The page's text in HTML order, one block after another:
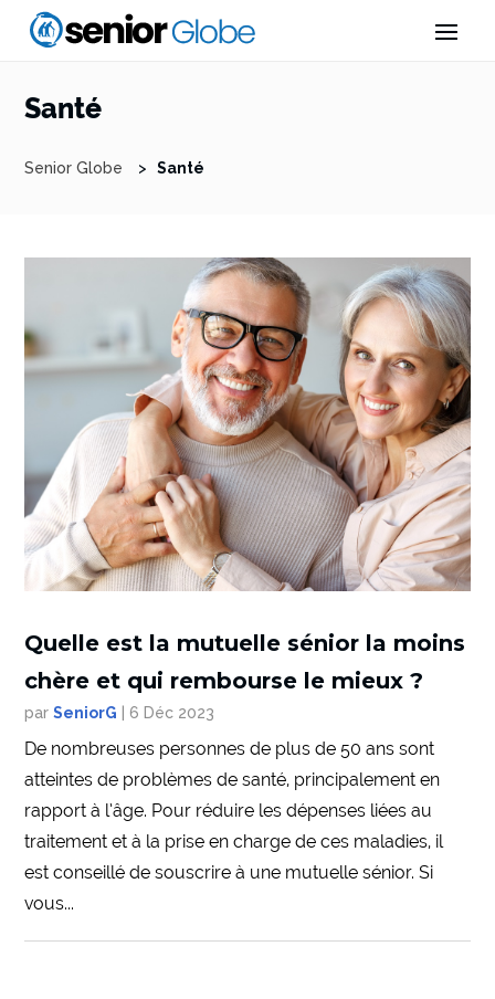
Santé
Senior Globe > Santé
Quelle est la mutuelle sénior la moins
chère et qui rembourse le mieux ?
parSeniorG 6 Déc 2023
De nombreuses personnes de plus de 50 ans sont
atteintes de problèmes de santé, principalement en
rapport à l’âge. Pour réduire les dépenses liées au
traitement et à la prise en charge de ces maladies, il
est conseillé de souscrire à une mutuelle sénior. Si
vous...